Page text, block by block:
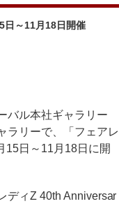
日～11月18日開催
バル本社ギャラリー
ラリーで、「フェアレ
15日～11月18日に開
ディZ 40th Anniversar